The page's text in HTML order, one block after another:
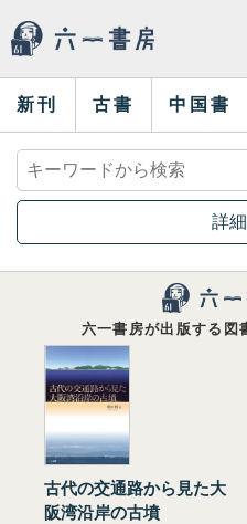
新刊 古書 中国書
詳
六一書房が出版する図
古代の交通路から見た大
阪湾沿岸の古墳